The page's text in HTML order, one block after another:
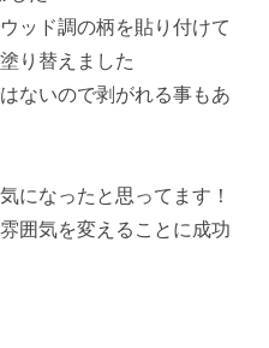
ッド調の柄を貼り付けて
り替えました
ないので剥がれる事もあ
になったと思ってます！
囲気を変えることに成功